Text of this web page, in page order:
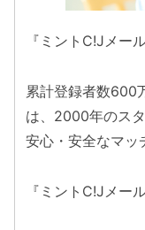
『ミントC!Jメー
累計登録者数600
は、2000年のス
安心・安全なマッ
『ミントC!Jメー